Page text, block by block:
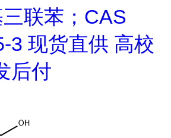
联苯；CAS
3 现货直供 高校
后付